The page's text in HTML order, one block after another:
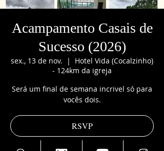
Acampamento Casais de
Sucesso (2026)
sex., 13 de nov.
  |
Hotel Vida (Cocalzinho)
- 124km da igreja
Será um final de semana incrivel só para
vocês dois.
RSVP